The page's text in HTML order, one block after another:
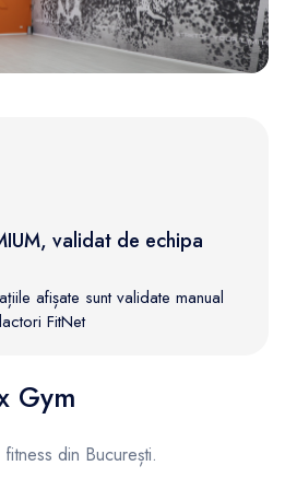
validat de echipa
afișate sunt validate manual
FitNet
Gym
din București.